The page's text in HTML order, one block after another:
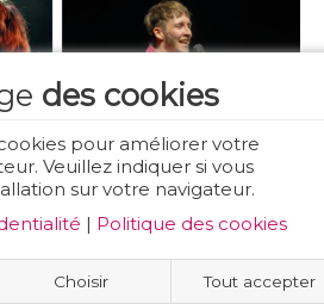
des cookies
pour améliorer votre
Veuillez indiquer si vous
sur votre navigateur.
| Politique des cookies
Choisir Tout accepter